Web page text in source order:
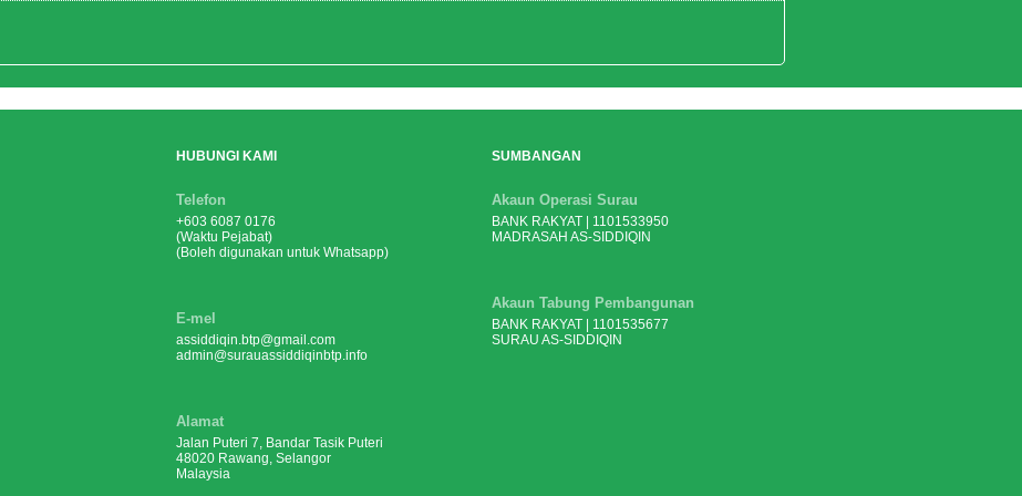
HUBUNGI KAMI
Telefon
+603 6087 0176
(Waktu Pejabat)
(Boleh digunakan untuk Whatsapp)
E-mel
assiddiqin.btp@gmail.com
admin@surauassiddiqinbtp.info
Alamat
Jalan Puteri 7, Bandar Tasik Puteri
48020 Rawang, Selangor
Malaysia
SUMBANGAN
Akaun Operasi Surau
BANK RAKYAT | 1101533950
MADRASAH AS-SIDDIQIN
Akaun Tabung Pembangunan
BANK RAKYAT | 1101535677
SURAU AS-SIDDIQIN